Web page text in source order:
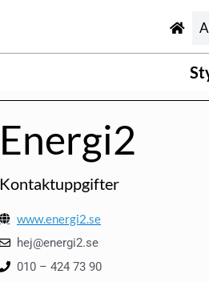
Energi2
Kontaktuppgifter
www.energi2.se
hej@energi2.se
010 – 424 73 90